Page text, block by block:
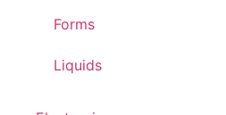
Forms
Liquids